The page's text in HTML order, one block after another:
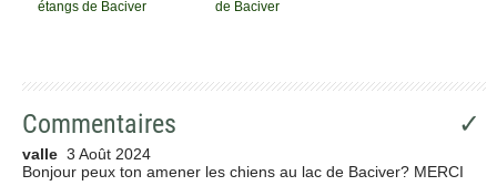
étangs de Baciver
de Baciver
Commentaires ✓
valle 3 Août 2024
Bonjour peux ton amener les chiens au lac de Baciver? MERCI